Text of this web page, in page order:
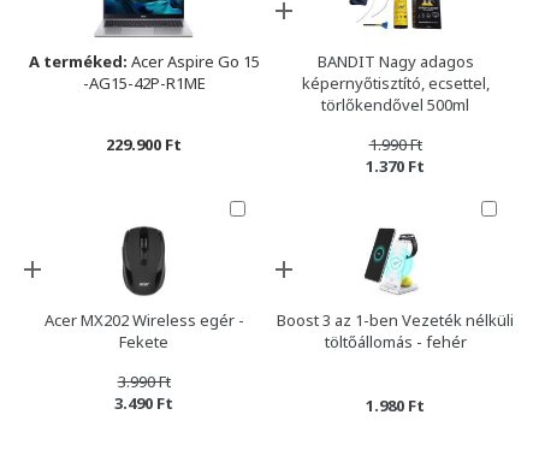
A terméked: Acer Aspire Go 15
-AG15-42P-R1ME
229.900 Ft
BANDIT Nagy adagos
képernyőtisztító, ecsettel,
törlőkendővel 500ml
1.990 Ft
1.370 Ft
Acer MX202 Wireless egér -
Fekete
3.990 Ft
3.490 Ft
Boost 3 az 1-ben Vezeték nélküli
töltőállomás - fehér
1.980 Ft